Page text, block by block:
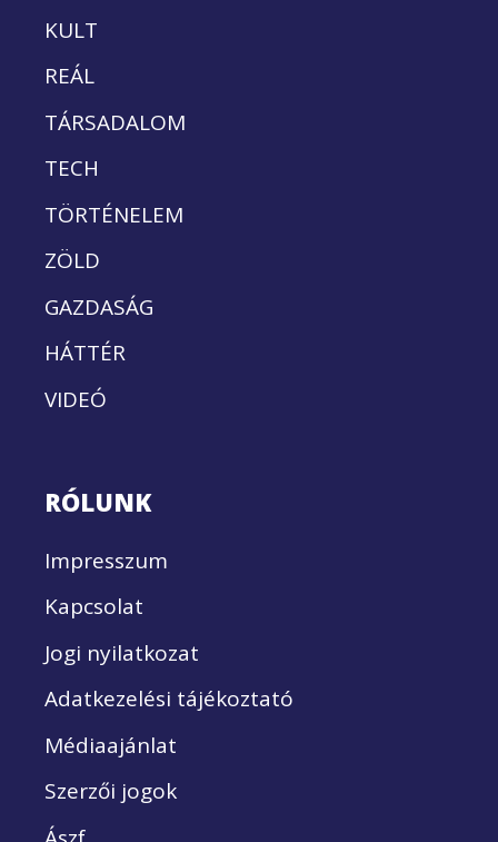
KULT
REÁL
TÁRSADALOM
TECH
TÖRTÉNELEM
ZÖLD
GAZDASÁG
HÁTTÉR
VIDEÓ
RÓLUNK
Impresszum
Kapcsolat
Jogi nyilatkozat
Adatkezelési tájékoztató
Médiaajánlat
Szerzői jogok